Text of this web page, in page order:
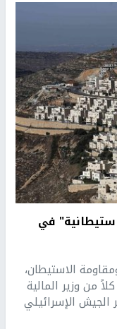
في
الاستيطان،
من وزير المالية
الجيش الإسرائيلي